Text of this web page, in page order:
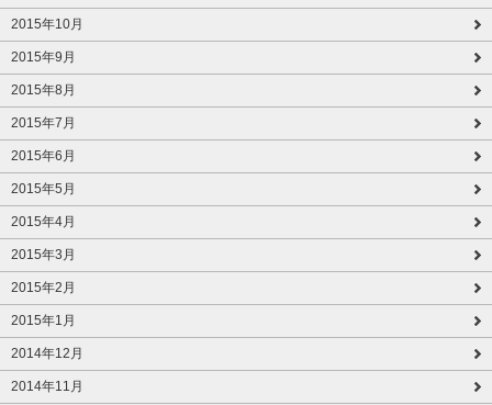
2015年10月
2015年9月
2015年8月
2015年7月
2015年6月
2015年5月
2015年4月
2015年3月
2015年2月
2015年1月
2014年12月
2014年11月